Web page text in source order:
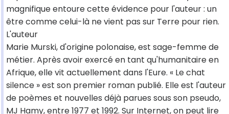
magnifique entoure cette évidence pour l'auteur : un
être comme celui-là ne vient pas sur Terre pour rien.
L'auteur
Marie Murski, d'origine polonaise, est sage-femme de
métier. Après avoir exercé en tant qu'humanitaire en
Afrique, elle vit actuellement dans l'Eure. « Le chat
silence » est son premier roman publié. Elle est l'auteur
de poèmes et nouvelles déjà parues sous son pseudo,
MJ Hamy, entre 1977 et 1992. Sur Internet, on peut lire